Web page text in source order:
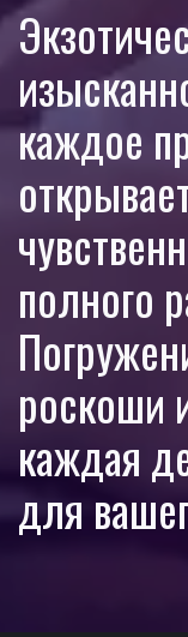
каждое
полного
роскоши
каждая
для